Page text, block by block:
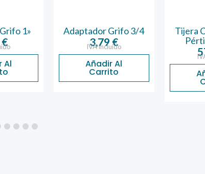
1»
€
Al
Adaptador Grifo 3/4
3,79 €
IVA incluido
Añadir Al
Carrito
Tijera